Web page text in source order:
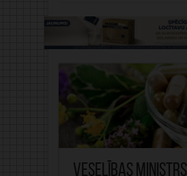
Veselības ministrs